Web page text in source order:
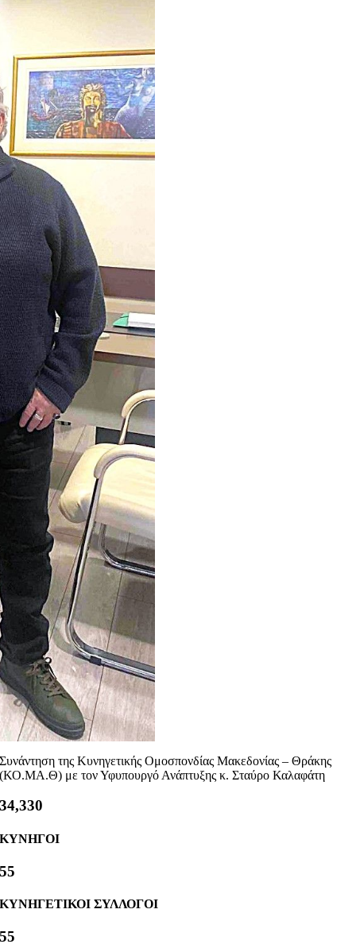
Συνάντηση της Κυνηγετικής Ομοσπονδίας Μακεδονίας – Θράκης
(ΚΟ.ΜΑ.Θ) με τον Υφυπουργό Ανάπτυξης κ. Σταύρο Καλαφάτη
40,000
ΚΥΝΗΓΟΙ
63
ΚΥΝΗΓΕΤΙΚΟΙ ΣΥΛΛΟΓΟΙ
63